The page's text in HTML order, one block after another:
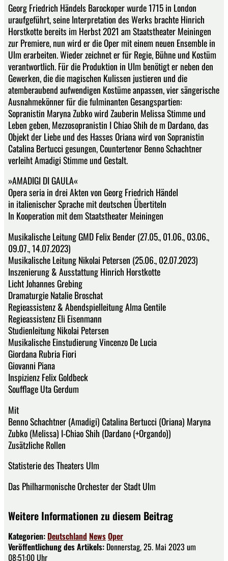
Georg Friedrich Händels Barockoper wurde 1715 in London
uraufgeführt, seine Interpretation des Werks brachte Hinrich
Horstkotte bereits im Herbst 2021 am Staatstheater Meiningen
zur Premiere, nun wird er die Oper mit einem neuen Ensemble in
Ulm erarbeiten. Wieder zeichnet er für Regie, Bühne und Kostüm
verantwortlich. Für die Produktion in Ulm benötigt er neben den
Gewerken, die die magischen Kulissen justieren und die
atemberaubend aufwendigen Kostüme anpassen, vier sängerische
Ausnahmekönner für die fulminanten Gesangspartien:
Sopranistin Maryna Zubko wird Zauberin Melissa Stimme und
Leben geben, Mezzosopranistin I Chiao Shih de m Dardano, das
Objekt der Liebe und des Hasses Oriana wird von Sopranistin
Catalina Bertucci gesungen, Countertenor Benno Schachtner
verleiht Amadigi Stimme und Gestalt.
»AMADIGI DI GAULA«
Opera seria in drei Akten von Georg Friedrich Händel
in italienischer Sprache mit deutschen Übertiteln
In Kooperation mit dem Staatstheater Meiningen
Musikalische Leitung GMD Felix Bender (27.05., 01.06., 03.06.,
09.07., 14.07.2023)
Musikalische Leitung Nikolai Petersen (25.06., 02.07.2023)
Inszenierung & Ausstattung Hinrich Horstkotte
Licht Johannes Grebing
Dramaturgie Natalie Broschat
Regieassistenz & Abendspielleitung Alma Gentile
Regieassistenz Eli Eisenmann
Studienleitung Nikolai Petersen
Musikalische Einstudierung Vincenzo De Lucia
Giordana Rubria Fiori
Giovanni Piana
Inspizienz Felix Goldbeck
Soufflage Uta Gerdum
Mit
Benno Schachtner (Amadigi) Catalina Bertucci (Oriana) Maryna
Zubko (Melissa) I-Chiao Shih (Dardano (+Orgando))
Zusätzliche Rollen
Statisterie des Theaters Ulm
Das Philharmonische Orchester der Stadt Ulm
Weitere Informationen zu diesem Beitrag
Kategorien: Deutschland NewsOper
Veröffentlichung des Artikels: Donnerstag, 25. Mai 2023 um
08:51:00 Uhr